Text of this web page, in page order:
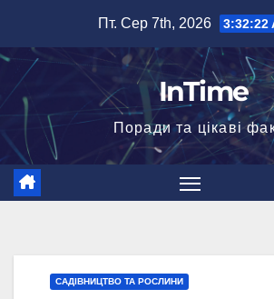
вмісту
Пт. Сер 7th, 2026 3:32:23
InTime
Поради та цікаві
САДІВНИЦТВО ТА РОСЛИНИ